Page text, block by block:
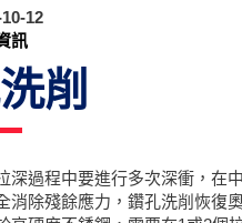
12
訊
削
深過程中要進行多次深衝，在
消除殘餘應力，鑽孔洗削恢復